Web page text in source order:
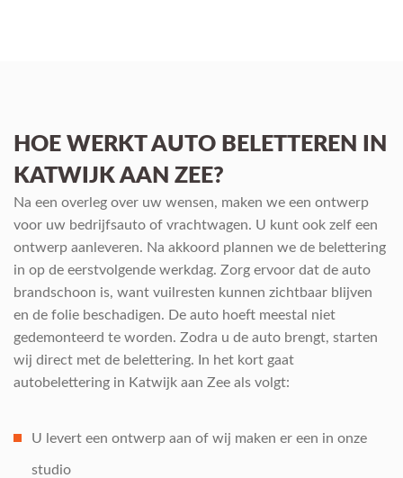
HOE WERKT AUTO BELETTEREN IN
KATWIJK AAN ZEE?
Na een overleg over uw wensen, maken we een ontwerp
voor uw bedrijfsauto of vrachtwagen. U kunt ook zelf een
ontwerp aanleveren. Na akkoord plannen we de belettering
in op de eerstvolgende werkdag. Zorg ervoor dat de auto
brandschoon is, want vuilresten kunnen zichtbaar blijven
en de folie beschadigen. De auto hoeft meestal niet
gedemonteerd te worden. Zodra u de auto brengt, starten
wij direct met de belettering. In het kort gaat
autobelettering in Katwijk aan Zee als volgt:
U levert een ontwerp aan of wij maken er een in onze
studio